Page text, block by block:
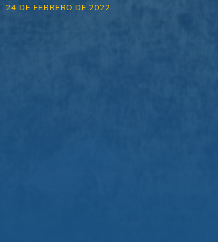
24 DE FEBRERO DE 2022